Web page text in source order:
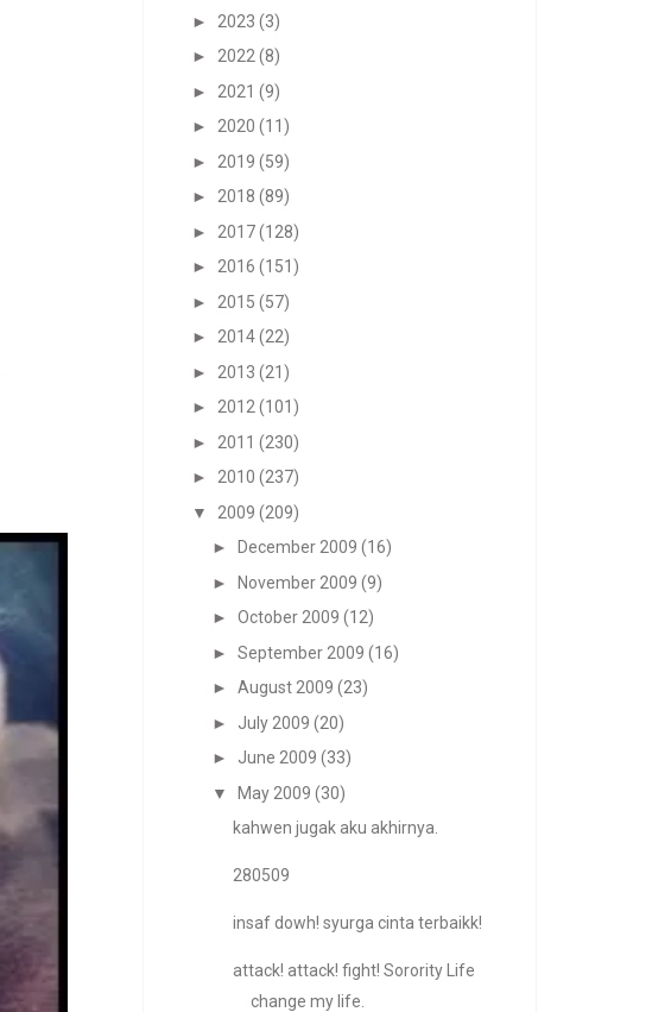
► 2023 (3)
► 2022 (8)
► 2021 (9)
► 2020 (11)
► 2019 (59)
► 2018 (89)
► 2017(128)
► 2016 (151)
► 2015 (57)
► 2014(22)
► 2013 (21)
► 2012 (101)
► 2011 (230)
► 2010 (237)
▼
2009 (209)
►
December 2009 (16)
► November 2009 (9)
► October 2009 (12)
► September 2009 (16)
► August 2009 (23)
► July 2009 (20)
► June 2009 (33)
▼
May 2009 (30)
kahwen jugak aku akhirnya.
280509
insaf dowh! syurga cinta terbaikk!
attack! attack! fight! Sorority Life
change my life.